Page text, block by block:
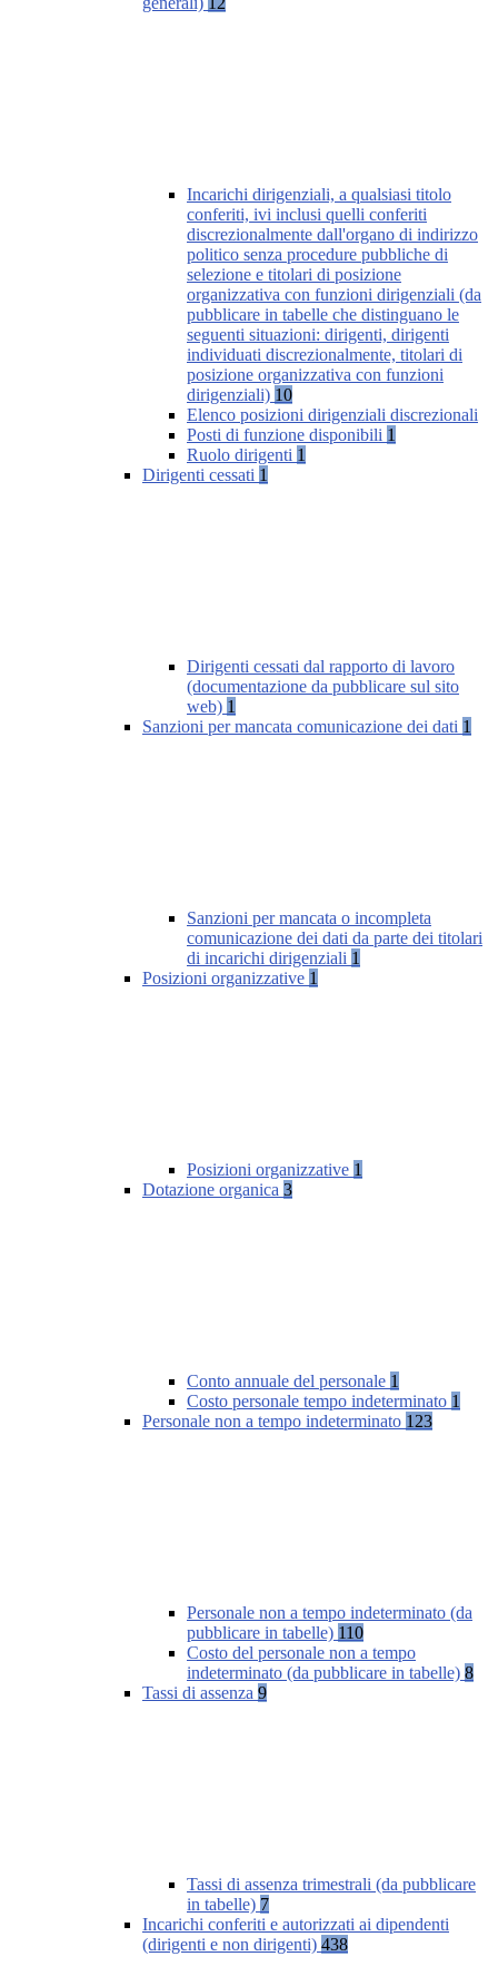
Incarichi dirigenziali, a qualsiasi titolo
conferiti, ivi inclusi quelli conferiti
discrezionalmente dall'organo di indirizzo
politico senza procedure pubbliche di
selezione e titolari di posizione
organizzativa con funzioni dirigenziali (da
pubblicare in tabelle che distinguano le
seguenti situazioni: dirigenti, dirigenti
individuati discrezionalmente, titolari di
posizione organizzativa con funzioni
dirigenziali) 10
Elenco posizioni dirigenziali discrezionali
Posti di funzione disponibili 1
Ruolo dirigenti 1
Dirigenti cessati 1
Dirigenti cessati dal rapporto di lavoro
(documentazione da pubblicare sul sito
web) 1
Sanzioni per mancata comunicazione dei dati 1
Sanzioni per mancata o incompleta
comunicazione dei dati da parte dei titolari
di incarichi dirigenziali 1
Posizioni organizzative 1
Posizioni organizzative 1
Dotazione organica 3
Conto annuale del personale 1
Costo personale tempo indeterminato 1
Personale non a tempo indeterminato 123
Personale non a tempo indeterminato (da
pubblicare in tabelle) 110
Costo del personale non a tempo
indeterminato (da pubblicare in tabelle) 8
Tassi di assenza 9
Tassi di assenza trimestrali (da pubblicare
in tabelle) 7
Incarichi conferiti e autorizzati ai dipendenti
(dirigenti e non dirigenti) 438